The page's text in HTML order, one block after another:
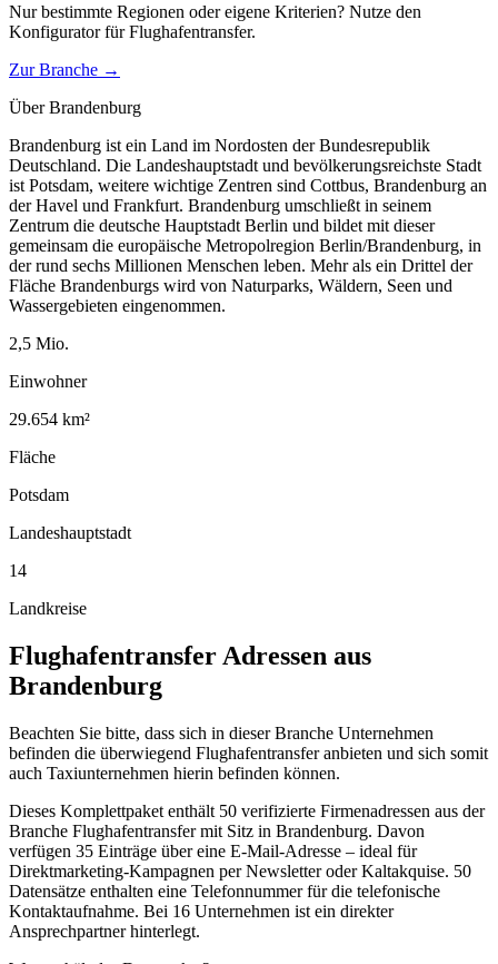
Nur bestimmte Regionen oder eigene Kriterien? Nutze den
Konfigurator fürFlughafentransfer.
Zur Branche →
ÜberBrandenburg
Brandenburg ist ein Land im Nordosten der Bundesrepublik
Deutschland. Die Landeshauptstadt und bevölkerungsreichste Stadt
ist Potsdam, weitere wichtige Zentren sind Cottbus, Brandenburg an
der Havel und Frankfurt. Brandenburg umschließt in seinem
Zentrum die deutsche Hauptstadt Berlin und bildet mit dieser
gemeinsam die europäische Metropolregion Berlin/Brandenburg, in
der rund sechs Millionen Menschen leben. Mehr als ein Drittel der
Fläche Brandenburgs wird von Naturparks, Wäldern, Seen und
Wassergebieten eingenommen.
2,5 Mio.
Einwohner
29.654 km²
Fläche
Potsdam
Landeshauptstadt
14
Landkreise
Flughafentransfer Adressen aus
Brandenburg
Beachten Sie bitte, dass sich in dieser Branche Unternehmen
befinden die überwiegend Flughafentransfer anbieten und sich somit
auch Taxiunternehmen hierin befinden können.
Dieses Komplettpaket enthält 50 verifizierte Firmenadressen aus der
Branche Flughafentransfermit Sitz in Brandenburg. Davon
verfügen 35 Einträge über eine E-Mail-Adresse – ideal für
Direktmarketing-Kampagnen per Newsletter oder Kaltakquise. 50
Datensätze enthalten eine Telefonnummer für die telefonische
Kontaktaufnahme. Bei 16 Unternehmen ist ein direkter
Ansprechpartner hinterlegt.